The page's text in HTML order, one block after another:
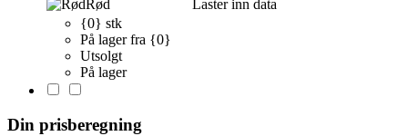
Rød
Laster inn data
{0} stk
På lager fra {0}
Utsolgt
På lager
Din prisberegning